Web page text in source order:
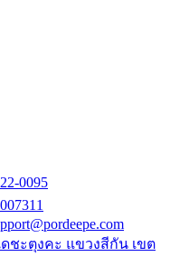
0095
ดชะตุงคะ แขวงสีกัน เขต